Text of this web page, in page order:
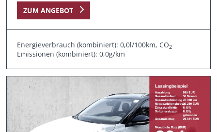
ZUM ANGEBOT
Energieverbrauch (kombiniert): 0,0l/100km, CO2
Emissionen (kombiniert): 0,0g/km